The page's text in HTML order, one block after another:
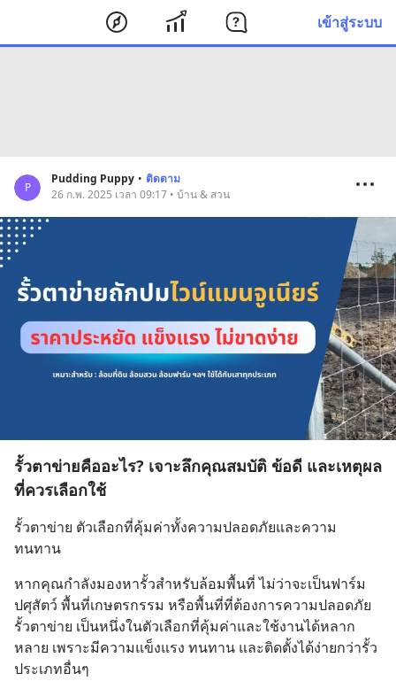
เข้าสู่ระบบ
P
Pudding Puppy • ติดตาม
26 ก.พ. 2025 เวลา 09:17 • บ้าน & สวน
รั้วตาข่ายคืออะไร? เจาะลึกคุณสมบัติ ข้อดี และเหตุผล
ที่ควรเลือกใช้
รั้วตาข่าย ตัวเลือกที่คุ้มค่าทั้งความปลอดภัยและความ
ทนทาน
หากคุณกำลังมองหารั้วสำหรับล้อมพื้นที่ ไม่ว่าจะเป็นฟาร์ม
ปศุสัตว์ พื้นที่เกษตรกรรม หรือพื้นที่ที่ต้องการความปลอดภัย
รั้วตาข่าย เป็นหนึ่งในตัวเลือกที่คุ้มค่าและใช้งานได้หลาก
หลาย เพราะมีความแข็งแรง ทนทาน และติดตั้งได้ง่ายกว่ารั้ว
ประเภทอื่นๆ